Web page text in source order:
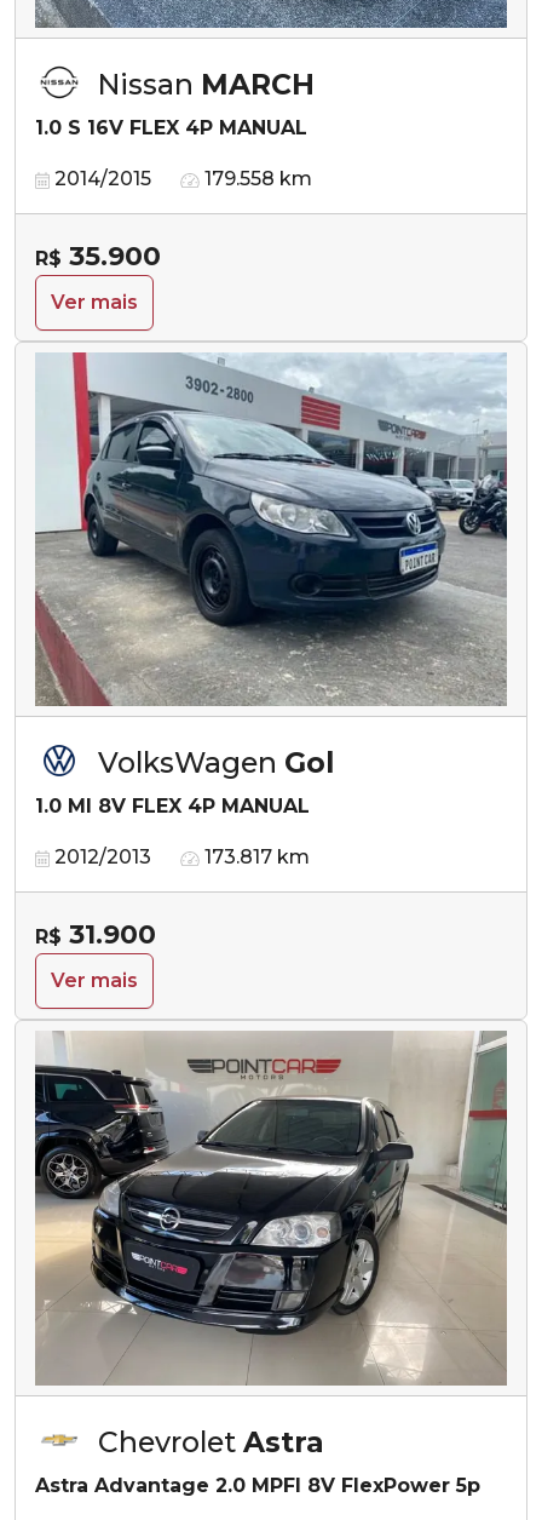
Nissan MARCH
1.0 S 16V FLEX 4P MANUAL
2014/2015 179.558 km
R$ 35.900
Ver mais
VolksWagen Gol
1.0 MI 8V FLEX 4P MANUAL
2012/2013 173.817 km
R$ 31.900
Ver mais
Chevrolet Astra
Astra Advantage 2.0 MPFI 8V FlexPower 5p